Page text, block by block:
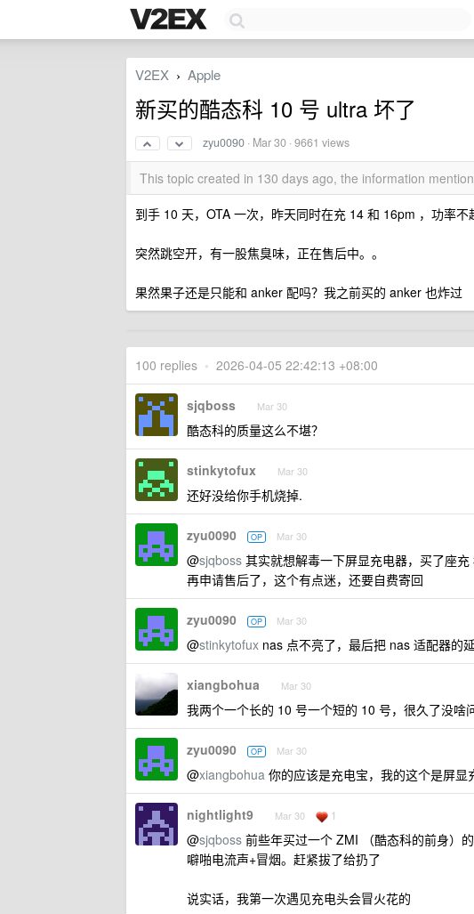
V2EX › Apple
新买的酷态科 10 号 ultra 坏了
zyu0090 · Mar 30 · 9661 views
This topic created in 130 days ago, the information
到手 10 天，OTA 一次，昨天同时在充 14 和 16pm ，功率不
突然跳空开，有一股焦臭味，正在售后中。。
果然果子还是只能和 anker 配吗？我之前买的 anker 也炸过
100 replies • 2026-04-05 22:42:13 +08:00
sjqboss Mar 30
酷态科的质量这么不堪？
stinkytofux Mar 30
还好没给你手机烧掉.
zyu0090 OP Mar 30
@sjqboss 其实就想解毒一下屏显充电器，买了座
再申请售后了，这个有点迷，还要自费寄回
zyu0090 OP Mar 30
@stinkytofux nas 点不亮了，最后把 nas 适配器的
xiangbohua Mar 30
我两个一个长的 10 号一个短的 10 号，很久了没啥
zyu0090 OP Mar 30
@xiangbohua 你的应该是充电宝，我的这个是屏显
nightlight9 Mar 30 1
@sjqboss 前些年买过一个 ZMI （酷态科的前身）
噼啪电流声+冒烟。赶紧拔了给扔了
说实话，我第一次遇见充电头会冒火花的